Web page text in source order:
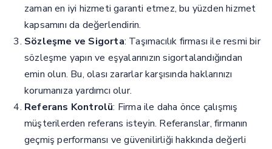
zaman en iyi hizmeti garanti etmez, bu yüzden hizmet
kapsamını da değerlendirin.
Sözleşme ve Sigorta: Taşımacılık firması ile resmi bir
sözleşme yapın ve eşyalarınızın sigortalandığından
emin olun. Bu, olası zararlar karşısında haklarınızı
korumanıza yardımcı olur.
Referans Kontrolü: Firma ile daha önce çalışmış
müşterilerden referans isteyin. Referanslar, firmanın
geçmiş performansı ve güvenilirliği hakkında değerli